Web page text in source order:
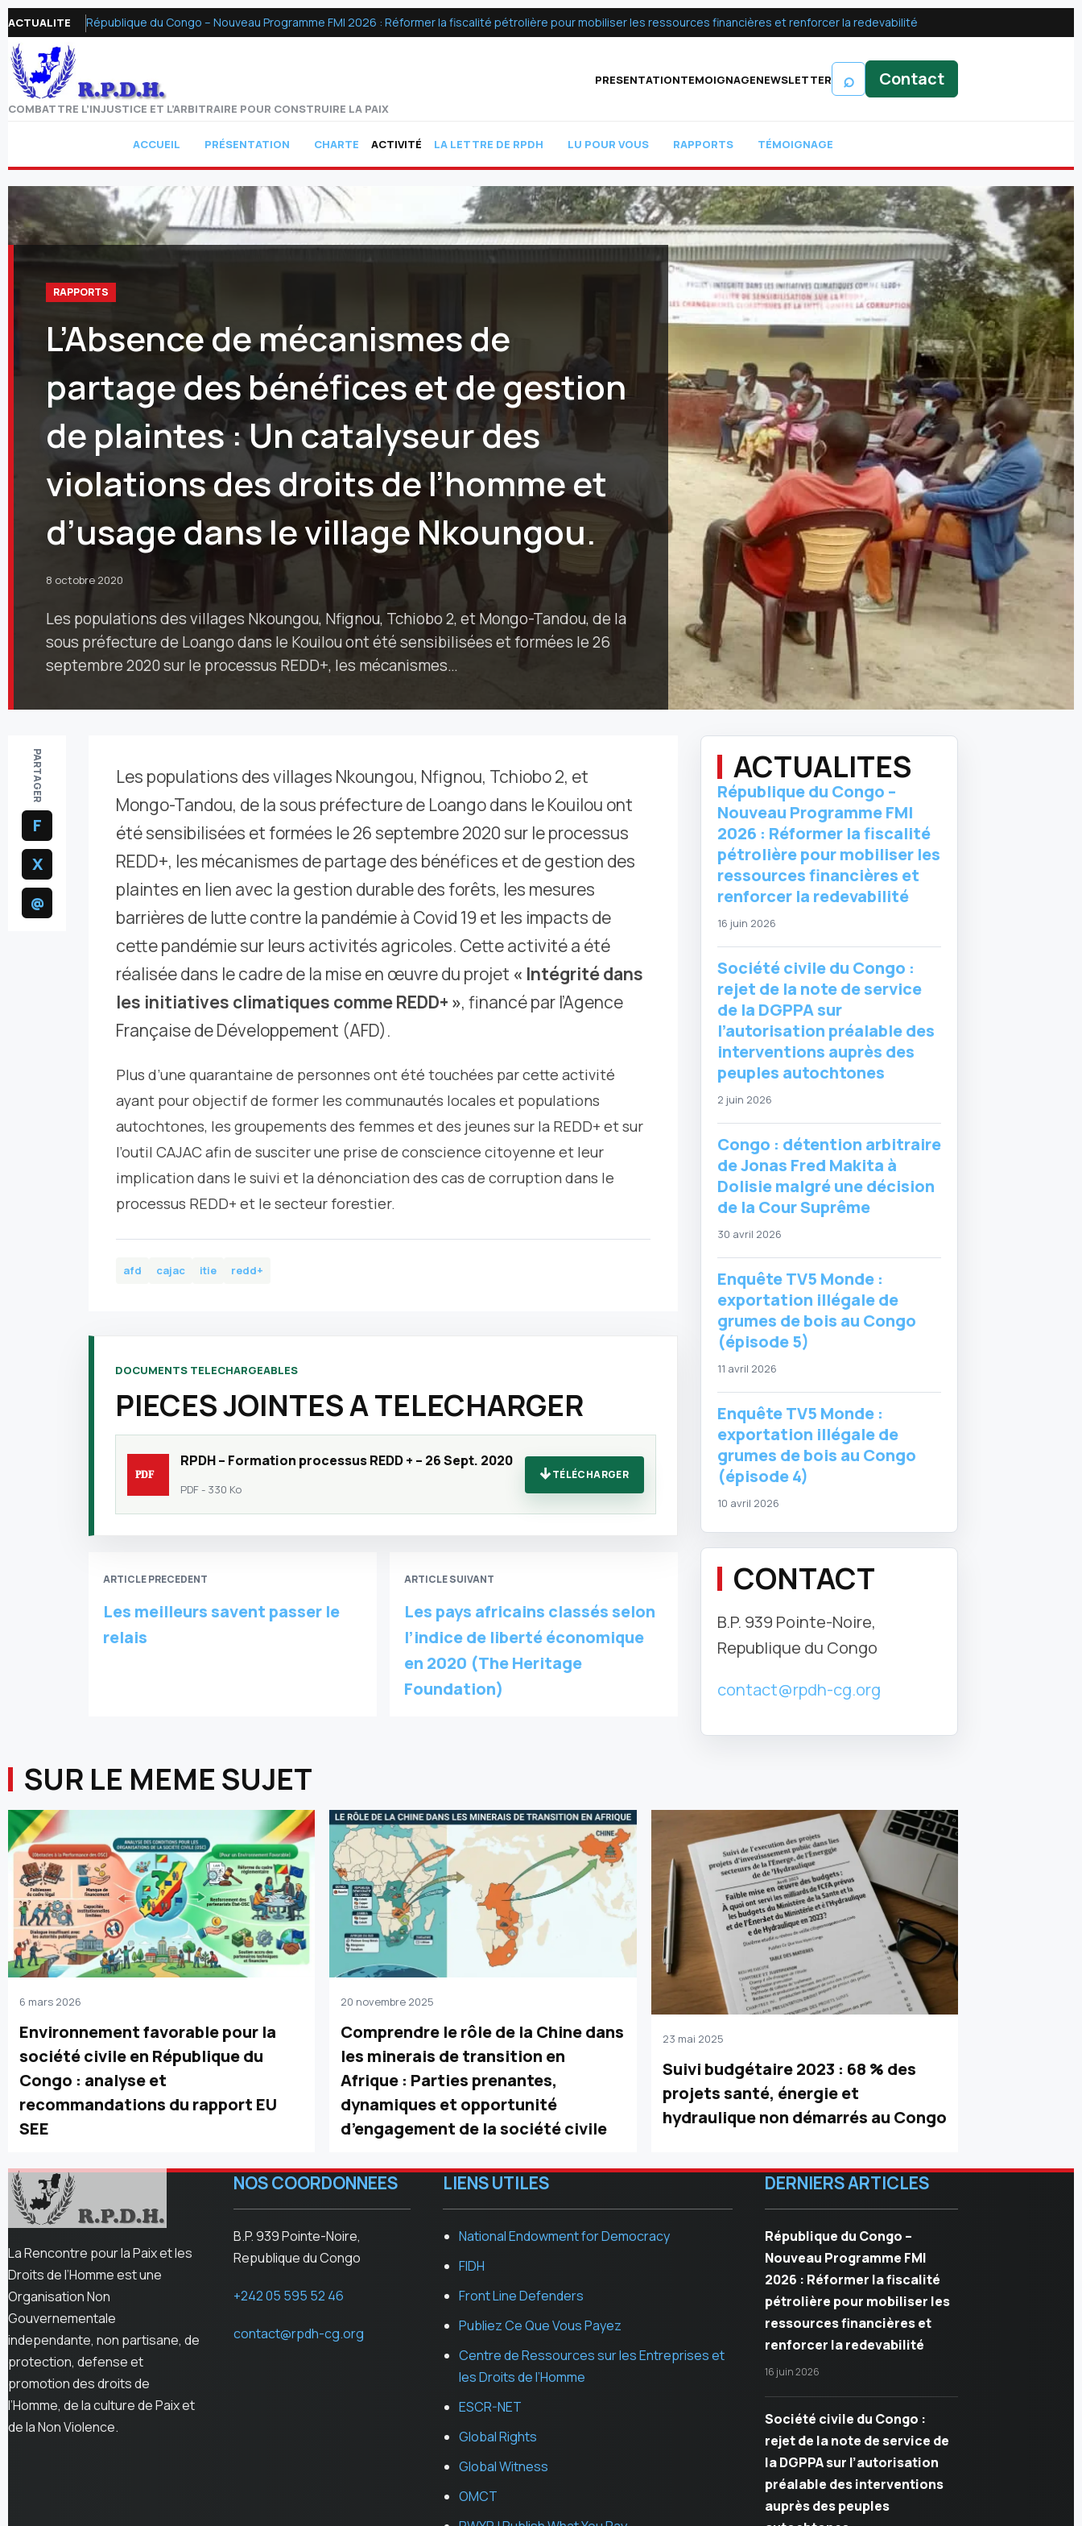
ACTUALITE République du Congo – Nouveau Programme FMI 2026 : Réformer la fiscalité pétrolière pour mobiliser les ressources financières et renforcer la redevabilité
COMBATTRE L’INJUSTICE ET L’ARBITRAIRE POUR CONSTRUIRE LA PAIX
PRESENTATIONTEMOIGNAGENEWSLETTER ⌕ Contact
ACCUEIL PRÉSENTATION CHARTE ACTIVITÉ LA LETTRE DE RPDH LU POUR VOUS RAPPORTS TÉMOIGNAGE
RAPPORTS
L’Absence de mécanismes de
partage des bénéfices et de gestion
de plaintes : Un catalyseur des
violations des droits de l’homme et
d’usage dans le village Nkoungou.
8 octobre 2020
Les populations des villages Nkoungou, Nfignou, Tchiobo 2, et Mongo-Tandou, de la
sous préfecture de Loango dans le Kouilou ont été sensibilisées et formées le 26
septembre 2020 sur le processus REDD+, les mécanismes…
PARTAGER
F
X
@
Les populations des villages Nkoungou, Nfignou, Tchiobo 2, et
Mongo-Tandou, de la sous préfecture de Loango dans le Kouilou ont
été sensibilisées et formées le 26 septembre 2020 sur le processus
REDD+, les mécanismes de partage des bénéfices et de gestion des
plaintes en lien avec la gestion durable des forêts, les mesures
barrières de lutte contre la pandémie à Covid 19 et les impacts de
cette pandémie sur leurs activités agricoles. Cette activité a été
réalisée dans le cadre de la mise en œuvre du projet « Intégrité dans
les initiatives climatiques comme REDD+ », financé par l’Agence
Française de Développement (AFD).
Plus d’une quarantaine de personnes ont été touchées par cette activité
ayant pour objectif de former les communautés locales et populations
autochtones, les groupements des femmes et des jeunes sur la REDD+ et sur
l’outil CAJAC afin de susciter une prise de conscience citoyenne et leur
implication dans le suivi et la dénonciation des cas de corruption dans le
processus REDD+ et le secteur forestier.
afd cajac itie redd+
DOCUMENTS TELECHARGEABLES
PIECES JOINTES A TELECHARGER
RPDH – Formation processus REDD + – 26 Sept. 2020
PDF - 330 Ko
TÉLÉCHARGER
ARTICLE PRECEDENT
Les meilleurs savent passer le
relais
ARTICLE SUIVANT
Les pays africains classés selon
l’indice de liberté économique
en 2020 (The Heritage
Foundation)
ACTUALITES
République du Congo –
Nouveau Programme FMI
2026 : Réformer la fiscalité
pétrolière pour mobiliser les
ressources financières et
renforcer la redevabilité
16 juin 2026
Société civile du Congo :
rejet de la note de service
de la DGPPA sur
l’autorisation préalable des
interventions auprès des
peuples autochtones
2 juin 2026
Congo : détention arbitraire
de Jonas Fred Makita à
Dolisie malgré une décision
de la Cour Suprême
30 avril 2026
Enquête TV5 Monde :
exportation illégale de
grumes de bois au Congo
(épisode 5)
11 avril 2026
Enquête TV5 Monde :
exportation illégale de
grumes de bois au Congo
(épisode 4)
10 avril 2026
CONTACT
B.P. 939 Pointe-Noire,
Republique du Congo
contact@rpdh-cg.org
SUR LE MEME SUJET
6 mars 2026
Environnement favorable pour la
société civile en République du
Congo : analyse et
recommandations du rapport EU
SEE
20 novembre 2025
Comprendre le rôle de la Chine dans
les minerais de transition en
Afrique : Parties prenantes,
dynamiques et opportunité
d’engagement de la société civile
23 mai 2025
Suivi budgétaire 2023 : 68 % des
projets santé, énergie et
hydraulique non démarrés au Congo
La Rencontre pour la Paix et les
Droits de l’Homme est une
Organisation Non
Gouvernementale
independante, non partisane, de
protection, defense et
promotion des droits de
l’Homme, de la culture de Paix et
de la Non Violence.
NOS COORDONNEES
B.P. 939 Pointe-Noire,
Republique du Congo
+242 05 595 52 46
contact@rpdh-cg.org
LIENS UTILES
National Endowment for Democracy
FIDH
Front Line Defenders
Publiez Ce Que Vous Payez
Centre de Ressources sur les Entreprises et
les Droits de l’Homme
ESCR-NET
Global Rights
Global Witness
OMCT
DERNIERS ARTICLES
République du Congo –
Nouveau Programme FMI
2026 : Réformer la fiscalité
pétrolière pour mobiliser les
ressources financières et
renforcer la redevabilité
16 juin 2026
Société civile du Congo :
rejet de la note de service de
la DGPPA sur l’autorisation
préalable des interventions
auprès des peuples